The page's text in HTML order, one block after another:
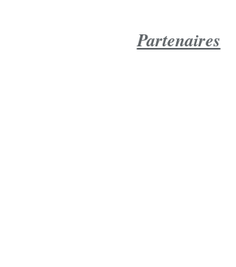
Partenaires